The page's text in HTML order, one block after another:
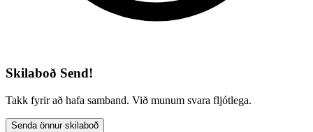
Skilaboð Send!
Takk fyrir að hafa samband. Við munum svara fljótlega.
Senda önnur skilaboð